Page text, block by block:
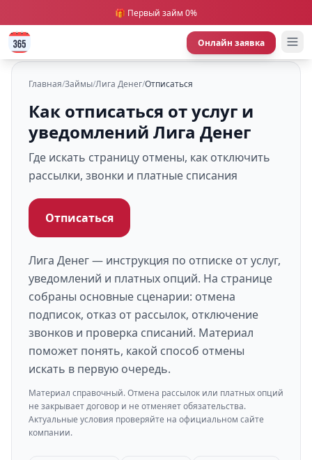
🎁 Первый займ 0%
Онлайн заявка
Главная/Займы/Лига Денег/Отписаться
Как отписаться от услуг и
уведомлений Лига Денег
Где искать страницу отмены, как отключить
рассылки, звонки и платные списания
Отписаться
Лига Денег — инструкция по отписке от услуг,
уведомлений и платных опций. На странице
собраны основные сценарии: отмена
подписок, отказ от рассылок, отключение
звонков и проверка списаний. Материал
поможет понять, какой способ отмены
искать в первую очередь.
Материал справочный. Отмена рассылок или платных опций
не закрывает договор и не отменяет обязательства.
Актуальные условия проверяйте на официальном сайте
компании.